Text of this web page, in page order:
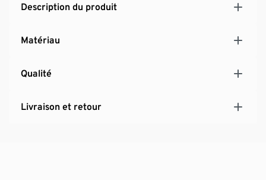
Description du produit
Matériau
Qualité
Livraison et retour